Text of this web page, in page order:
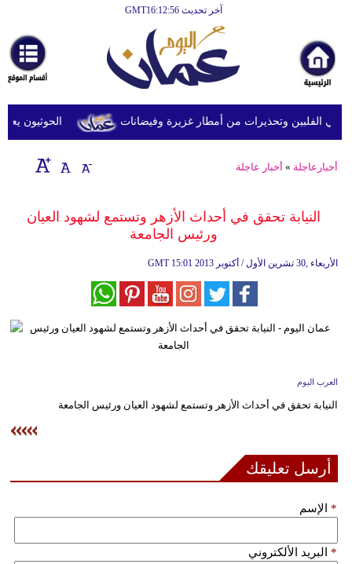
آخر تحديث GMT16:12:56
أخبارعاجلة
رياضة
ثقافة
إقتصاد
وموسيقى
سياحة
أخبار
الحوثيون الفلبين وتحذيرات من أمطار غزيرة وفيضانات
أخبارعاجلة » أخبار عاجلة
النيابة تحقق في أحداث الأزهر وتستمع لشهود العيان
ورئيس الجامعة
GMT 15:01 2013 الأربعاء ,30 تشرين الأول / أكتوبر
العرب اليوم
النيابة تحقق في أحداث الأزهر وتستمع لشهود العيان ورئيس الجامعة
أرسل تعليقك
الإسم *
البريد الألكتروني *